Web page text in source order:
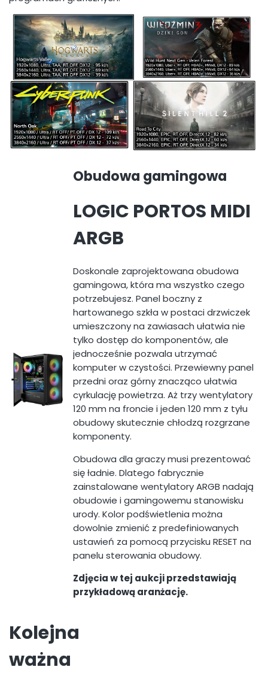
Obudowa gamingowa
LOGIC PORTOS MIDI
ARGB
Doskonale zaprojektowana obudowa
gamingowa, która ma wszystko czego
potrzebujesz. Panel boczny z
hartowanego szkła w postaci drzwiczek
umieszczony na zawiasach ułatwia nie
tylko dostęp do komponentów, ale
jednocześnie pozwala utrzymać
komputer w czystości. Przewiewny panel
przedni oraz górny znacząco ułatwia
cyrkulację powietrza. Aż trzy wentylatory
120 mm na froncie i jeden 120 mm z tyłu
obudowy skutecznie chłodzą rozgrzane
komponenty.
Obudowa dla graczy musi prezentować
się ładnie. Dlatego fabrycznie
zainstalowane wentylatory ARGB nadają
obudowie i gamingowemu stanowisku
urody. Kolor podświetlenia można
dowolnie zmienić z predefiniowanych
ustawień za pomocą przycisku RESET na
panelu sterowania obudowy.
Zdjęcia w tej aukcji przedstawiają
przykładową aranżację.
Kolejna
ważna